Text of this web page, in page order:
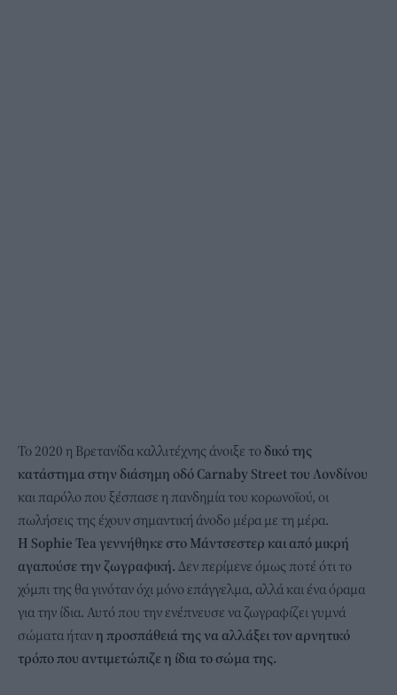
To 2020 η Βρετανίδα καλλιτέχνης άνοιξε τοδικό της
κατάστημα στην διάσημη οδό Carnaby Street του Λονδίνου
και παρόλο που ξέσπασε η πανδημία του κορωνοϊού, οι
πωλήσεις της έχουν σημαντική άνοδο μέρα με τη μέρα.
Η Sophie Tea γεννήθηκε στο Μάντσεστερ και από μικρή
αγαπούσε την ζωγραφική. Δεν περίμενε όμως ποτέ ότι το
χόμπι της θα γινόταν όχι μόνο επάγγελμα, αλλά και ένα όραμα
για την ίδια. Αυτό που την ενέπνευσε να ζωγραφίζει γυμνά
σώματα ήτανη προσπάθειά της να αλλάξει τον αρνητικό
τρόπο που αντιμετώπιζε η ίδια το σώμα της.